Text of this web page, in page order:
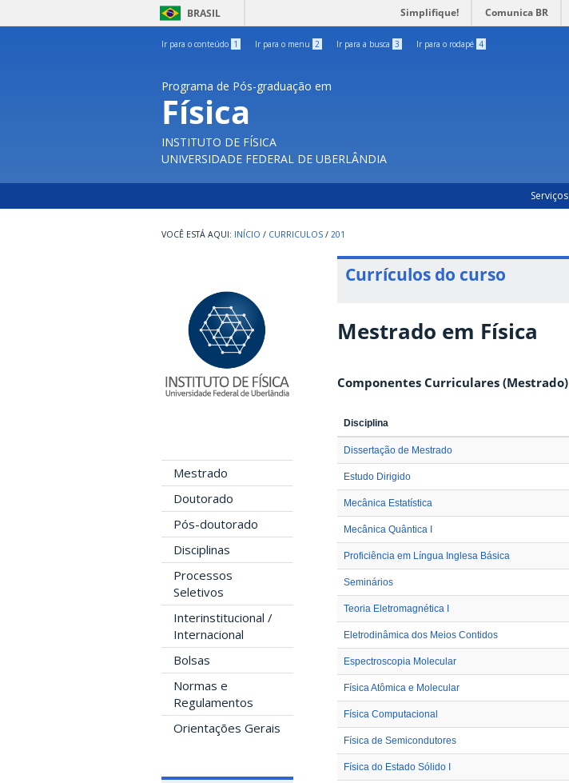
BRASIL Simplifique! Comunica BR
Ir para o conteúdo 1 Ir para o menu 2 Ir para a busca 3 Ir para o rodapé 4
Programa de Pós-graduação em
Física
INSTITUTO DE FÍSICA
UNIVERSIDADE FEDERAL DE UBERLÂNDIA
Serviços
INÍCIO / CURRICULOS / 201
Mestrado
Doutorado
Pós-doutorado
Disciplinas
Processos
Seletivos
Interinstitucional /
Internacional
Bolsas
Normas e
Regulamentos
Orientações Gerais
Currículos do curso
Mestrado em Física
Componentes Curriculares (Mestrado)
Disciplina
Dissertação de Mestrado
Estudo Dirigido
Mecânica Estatística
Mecânica Quântica I
Proficiência em Língua Inglesa Básica
Seminários
Teoria Eletromagnética I
Eletrodinâmica dos Meios Contidos
Espectroscopia Molecular
Física Atômica e Molecular
Física Computacional
Física de Semicondutores
Física do Estado Sólido I